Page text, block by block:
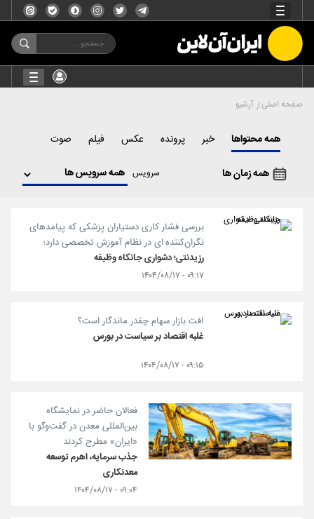
صفحه اصلی آرشیو
همه محتواها خبر پرونده عکس فیلم صوت
همه زمان ها سرویس
بررسی فشار کاری دستیاران پزشکی که پیامدهای
نگران‌کننده ای در نظام آموزش تخصصی دارد؛
رزیدنتی؛ دشواری جانکاه وظیفه
۰۹:۱۷ - ۱۴۰۴/۰۸/۱۷
افت بازار سهام چقدر ماندگار است؟
غلبه اقتصاد بر سیاست در بورس
۰۹:۱۵ - ۱۴۰۴/۰۸/۱۷
فعالان حاضر در نمایشگاه
بین‌المللی معدن در گفت‌وگو با
«ایران» مطرح کردند
جذب سرمایه، اهرم توسعه
معدنکاری
۰۹:۰۴ - ۱۴۰۴/۰۸/۱۷